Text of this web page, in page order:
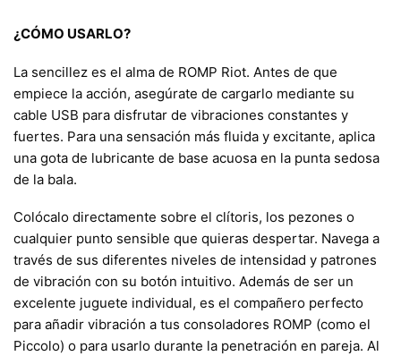
¿CÓMO USARLO?
La sencillez es el alma de ROMP Riot. Antes de que
empiece la acción, asegúrate de cargarlo mediante su
cable USB para disfrutar de vibraciones constantes y
fuertes. Para una sensación más fluida y excitante, aplica
una gota de lubricante de base acuosa en la punta sedosa
de la bala.
Colócalo directamente sobre el clítoris, los pezones o
cualquier punto sensible que quieras despertar. Navega a
través de sus diferentes niveles de intensidad y patrones
de vibración con su botón intuitivo. Además de ser un
excelente juguete individual, es el compañero perfecto
para añadir vibración a tus consoladores ROMP (como el
Piccolo) o para usarlo durante la penetración en pareja. Al